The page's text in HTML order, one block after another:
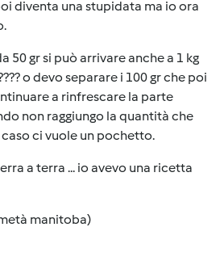
diventa una stupidata ma io ora
50 gr si può arrivare anche a 1 kg
o devo separare i 100 gr che poi
a rinfrescare la parte
non raggiungo la quantità che
caso ci vuole un pochetto.
a terra ... io avevo una ricetta
manitoba)